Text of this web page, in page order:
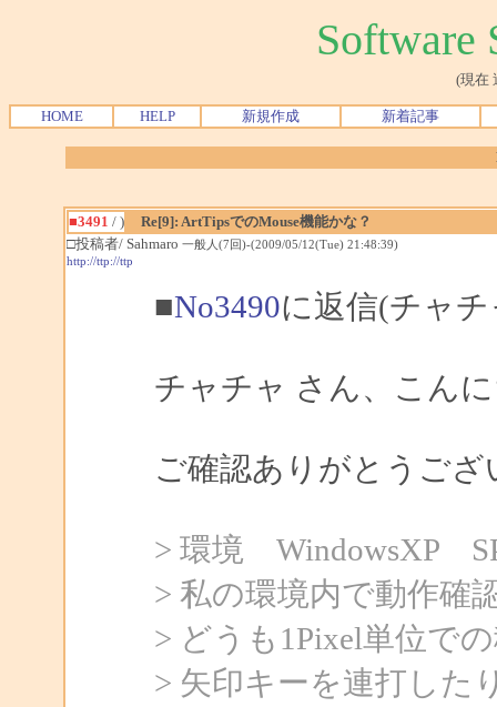
Software
(現在
HOME HELP 新規作成 新着記事
■3491 / )
Re[9]: ArtTipsでのMouse機能かな？
□投稿者/ Sahmaro 一般人(7回)-(2009/05/12(Tue) 21:48:39)
http://ttp://ttp
■No3490に返信(チャ
チャチャ さん、こん
ご確認ありがとうござ
> 環境 WindowsXP
> 私の環境内で動作確
> どうも1Pixel単位で
> 矢印キーを連打した